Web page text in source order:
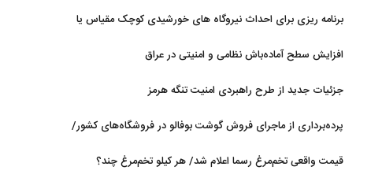
برنامه ریزی برای احداث نیروگاه های خورشیدی کوچک مقیاس یا
افزایش سطح آماده‌باش نظامی و امنیتی در عراق
جزئیات جدید از طرح راهبردی امنیت تنگه هرمز
پرده‌برداری از ماجرای فروش گوشت بوفالو در فروشگاه‌های کشور/
قیمت واقعی تخم‌مرغ رسما اعلام شد/ هر کیلو تخم‌مرغ چند؟